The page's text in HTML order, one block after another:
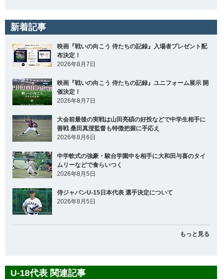
新着記事
映画『戦いの向こう 侍たちの記録』入場者プレゼント配
布決定！
2026年8月7日
映画『戦いの向こう 侍たちの記録』ユニフォーム展示 開
催決定！
2026年8月7日
大会前最後の実戦は山田亮碩の好投などで中学生相手に
善戦 桑田真澄監督も特徴把握に手応え
2026年8月6日
中学軟式の強豪・駿台学園中を相手に大和田与喜のタイ
ムリーなどで食らいつく
2026年8月5日
侍ジャパンU-15日本代表 選手決定について
2026年8月5日
もっと見る
U-18代表 関連記事